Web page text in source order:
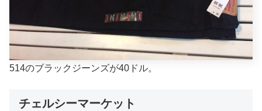
514のブラックジーンズが40ドル。
チェルシーマーケット